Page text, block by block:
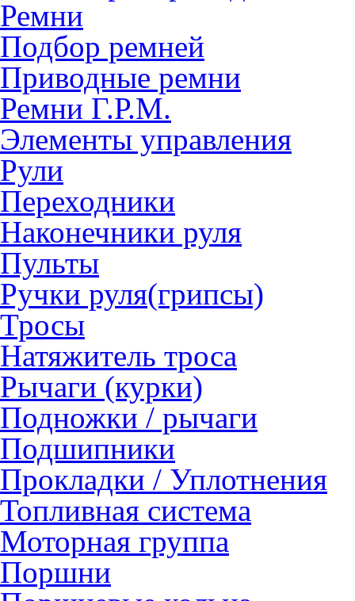
Ремни
Подбор ремней
Приводные ремни
Ремни Г.Р.М.
Элементы управления
Рули
Переходники
Наконечники руля
Пульты
Ручки руля(грипсы)
Тросы
Натяжитель троса
Рычаги (курки)
Подножки / рычаги
Подшипники
Прокладки / Уплотнения
Топливная система
Моторная группа
Поршни